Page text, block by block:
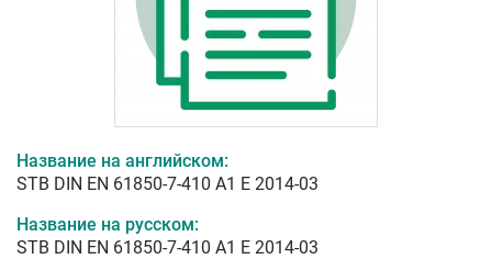
Название на английском:
STB DIN EN 61850-7-410 A1 E 2014-03
Название на русском:
STB DIN EN 61850-7-410 A1 E 2014-03